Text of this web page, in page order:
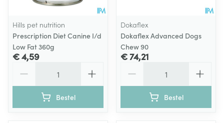
Hills pet nutrition
Prescription Diet Canine I/d
Low Fat 360g
€ 4,59
Bestel
Dokaflex
Dokaflex Advanced Dogs
Chew 90
€ 74,21
Bestel